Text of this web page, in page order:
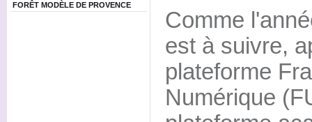
FORÊT MODÈLE DE PROVENCE
Comme
est à suivre,
plateforme
Numérique